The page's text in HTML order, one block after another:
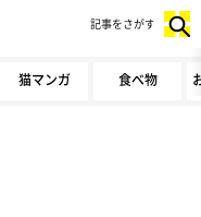
猫マンガ 食べ物
記事をさがす